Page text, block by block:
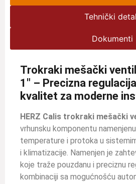
Tehnički
Dokumenti
Trokraki mešački ventil
1″ – Precizna
kvalitet za moderne
HERZ Calis trokraki mešački
vrhunsku komponentu
temperature i protoka u
i klimatizacije. Namenjen je
koje traže pouzdanu i preciznu
kombinaciji sa mogućnošću